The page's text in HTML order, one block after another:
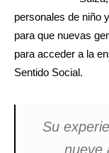
personales de niño
para que nuevas
para acceder a la
Sentido Social.
Su
nueve